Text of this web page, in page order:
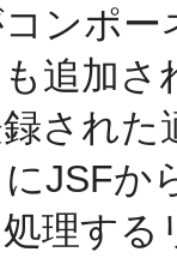
ンポ
追加
され
JSF
理す